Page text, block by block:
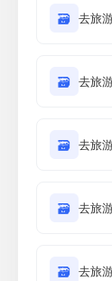
🗃 去旅
🗃 去旅
🗃 去旅
🗃 去旅
🗃 去旅